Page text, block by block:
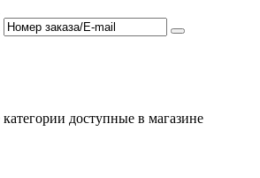
доступные в магазине